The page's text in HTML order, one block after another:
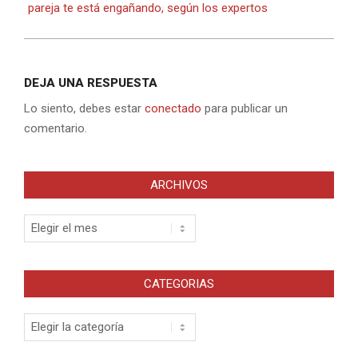
pareja te está engañando, según los expertos
DEJA UNA RESPUESTA
Lo siento, debes estar conectado para publicar un
comentario.
ARCHIVOS
Archivos
CATEGORIAS
Categorias